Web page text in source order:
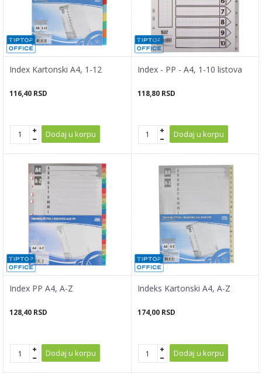
Index Kartonski A4, 1-12
116,40 RSD
Dodaj u korpu
Index - PP - A4, 1-10 listova
118,80 RSD
Dodaj u korpu
Index PP A4, A-Z
128,40 RSD
Dodaj u korpu
Indeks Kartonski A4, A-Z
174,00 RSD
Dodaj u korpu